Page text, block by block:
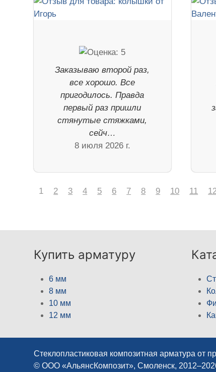
Заказываю второй раз,
все хорошо. Все
пригодилось. Правда
первый раз пришли
стянутые стяжками,
сейч…
8 июля 2026 г.
1 2 3 4 5 6 7 8 9 10 11
Купить арматуру
6 мм
8 мм
10 мм
12 мм
Стеклопластиковая композитная арматура от
© ООО «АльянсКомпозит», Смоленск,